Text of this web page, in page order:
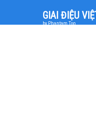
GIAI ĐIỆU
by Phantam Top